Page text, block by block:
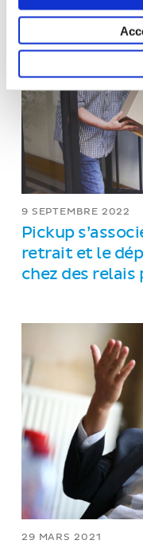
9 SEPTEMBRE 2022
Pickup
retrait et le
chez des
29 MARS 2021